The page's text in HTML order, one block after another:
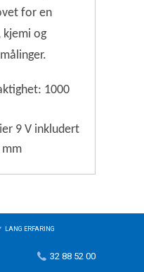
for en
kjemi og
1000
9 V inkludert
LANG ERFARING
32 88 52 00